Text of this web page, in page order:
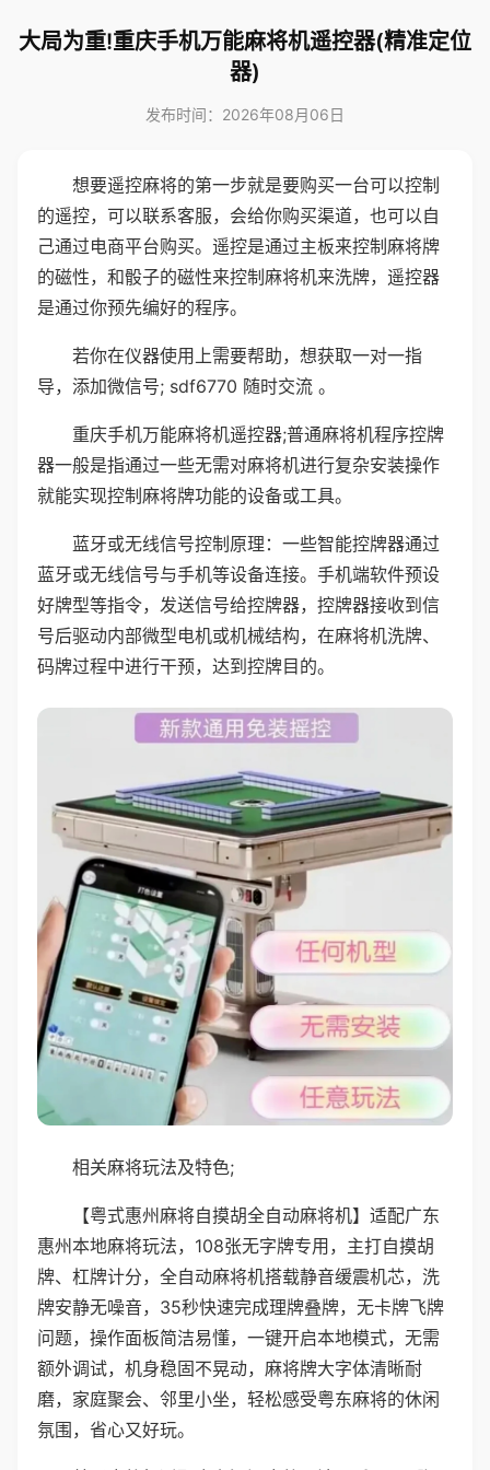
大局为重!重庆手机万能麻将机遥控器(精准定位
器)
发布时间：2026年08月06日
想要遥控麻将的第一步就是要购买一台可以控制
的遥控，可以联系客服，会给你购买渠道，也可以自
己通过电商平台购买。遥控是通过主板来控制麻将牌
的磁性，和骰子的磁性来控制麻将机来洗牌，遥控器
是通过你预先编好的程序。
若你在仪器使用上需要帮助，想获取一对一指
导，添加微信号; sdf6770 随时交流 。
重庆手机万能麻将机遥控器;普通麻将机程序控牌
器一般是指通过一些无需对麻将机进行复杂安装操作
就能实现控制麻将牌功能的设备或工具。
蓝牙或无线信号控制原理：一些智能控牌器通过
蓝牙或无线信号与手机等设备连接。手机端软件预设
好牌型等指令，发送信号给控牌器，控牌器接收到信
号后驱动内部微型电机或机械结构，在麻将机洗牌、
码牌过程中进行干预，达到控牌目的。
相关麻将玩法及特色;
【粤式惠州麻将自摸胡全自动麻将机】适配广东
惠州本地麻将玩法，108张无字牌专用，主打自摸胡
牌、杠牌计分，全自动麻将机搭载静音缓震机芯，洗
牌安静无噪音，35秒快速完成理牌叠牌，无卡牌飞牌
问题，操作面板简洁易懂，一键开启本地模式，无需
额外调试，机身稳固不晃动，麻将牌大字体清晰耐
磨，家庭聚会、邻里小坐，轻松感受粤东麻将的休闲
氛围，省心又好玩。